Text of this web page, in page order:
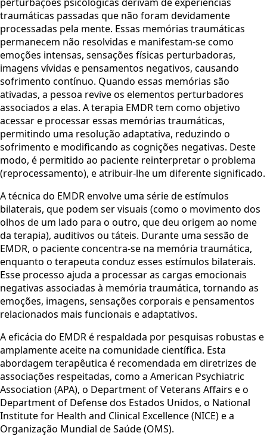
traumáticas passadas que não foram devidamente
processadas pela mente. Essas memórias traumáticas
permanecem não resolvidas e manifestam-se como
emoções intensas, sensações físicas perturbadoras,
imagens vívidas e pensamentos negativos, causando
sofrimento contínuo. Quando essas memórias são
ativadas, a pessoa revive os elementos perturbadores
associados a elas. A terapia EMDR tem como objetivo
acessar e processar essas memórias traumáticas,
permitindo uma resolução adaptativa, reduzindo o
sofrimento e modificando as cognições negativas. Deste
modo, é permitido ao paciente reinterpretar o problema
(reprocessamento), e atribuir-lhe um diferente significado.
​A técnica do EMDR envolve uma série de estímulos
bilaterais, que podem ser visuais (como o movimento dos
olhos de um lado para o outro, que deu origem ao nome
da terapia), auditivos ou táteis. Durante uma sessão de
EMDR, o paciente concentra-se na memória traumática,
enquanto o terapeuta conduz esses estímulos bilaterais.
Esse processo ajuda a processar as cargas emocionais
negativas associadas à memória traumática, tornando as
emoções, imagens, sensações corporais e pensamentos
relacionados mais funcionais e adaptativos.
​A eficácia do EMDR é respaldada por pesquisas robustas e
amplamente aceite na comunidade científica. Esta
abordagem terapêutica é recomendada em diretrizes de
associações respeitadas, como a American Psychiatric
Association (APA), o Department of Veterans Affairs e o
Department of Defense dos Estados Unidos, o National
Institute for Health and Clinical Excellence (NICE) e a
Organização Mundial de Saúde (OMS).